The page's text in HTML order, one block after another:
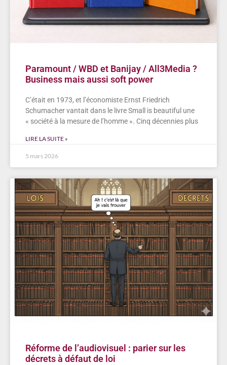
Paramount / WBD et Banijay / All3Media ?
Business mais aussi soft power
C’était en 1973, et l’économiste Ernst Friedrich
Schumacher vantait dans le livre Small is beautiful une
« société à la mesure de l’homme ». Cinq décennies plus
LIRE LA SUITE »
5 mars 2026
Réforme de l’audiovisuel : parier sur les
décrets à défaut de loi